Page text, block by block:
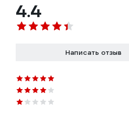
4.4
Написать отзыв